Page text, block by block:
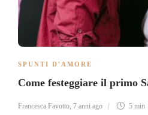
SPUNTI D'AMORE
Come festeggiare il primo
Francesca Favotto, 7 anni ago 5 min